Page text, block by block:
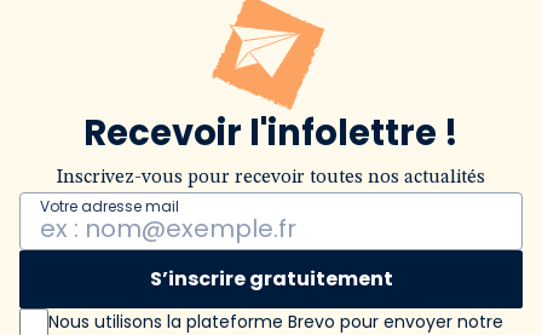
Recevoir l'infolettre !
Inscrivez-vous pour recevoir toutes nos actualités
Votre adresse mail
S’inscrire gratuitement
Nous utilisons la plateforme Brevo pour envoyer notre